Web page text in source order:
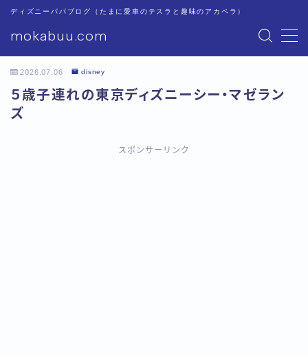
mokabuu.com
ディズニーパパブログ（たまに愛車のテスラと趣味のアカペラ）
ディズニー
2026.07.06 disney
５歳子連れの東京ディズニーシー・マゼラン
ズ
スポンサーリンク